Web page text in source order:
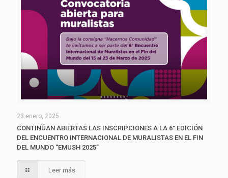
23 enero, 2025
CONTINÚAN ABIERTAS LAS INSCRIPCIONES A LA 6° EDICIÓN
DEL ENCUENTRO INTERNACIONAL DE MURALISTAS EN EL FIN
DEL MUNDO “EMUSH 2025”
Leer más